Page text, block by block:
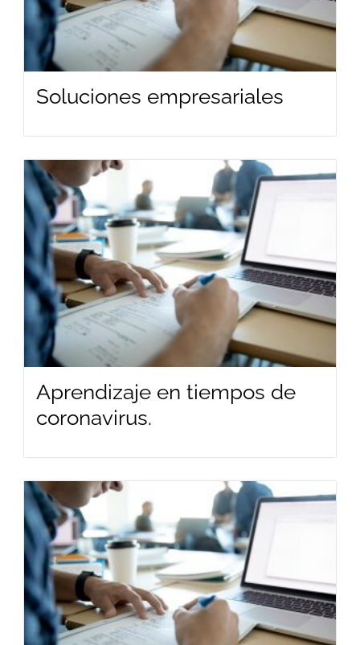
Soluciones empresariales
Aprendizaje en tiempos de
coronavirus.